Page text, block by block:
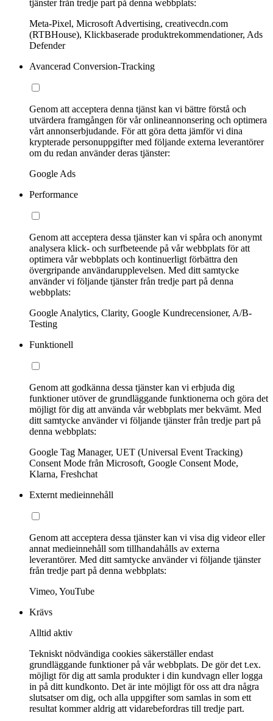
tjänster från tredje part på denna webbplats:
Meta-Pixel, Microsoft Advertising, creativecdn.com
(RTBHouse), Klickbaserade produktrekommendationer, Ads
Defender
Avancerad Conversion-Tracking
Genom att acceptera denna tjänst kan vi bättre förstå och
utvärdera framgången för vår onlineannonsering och optimera
vårt annonserbjudande. För att göra detta jämför vi dina
krypterade personuppgifter med följande externa leverantörer
om du redan använder deras tjänster:
Google Ads
Performance
Genom att acceptera dessa tjänster kan vi spåra och anonymt
analysera klick- och surfbeteende på vår webbplats för att
optimera vår webbplats och kontinuerligt förbättra den
övergripande användarupplevelsen. Med ditt samtycke
använder vi följande tjänster från tredje part på denna
webbplats:
Google Analytics, Clarity, Google Kundrecensioner, A/B-
Testing
Funktionell
Genom att godkänna dessa tjänster kan vi erbjuda dig
funktioner utöver de grundläggande funktionerna och göra det
möjligt för dig att använda vår webbplats mer bekvämt. Med
ditt samtycke använder vi följande tjänster från tredje part på
denna webbplats:
Google Tag Manager, UET (Universal Event Tracking)
Consent Mode från Microsoft, Google Consent Mode,
Klarna, Freshchat
Externt medieinnehåll
Genom att acceptera dessa tjänster kan vi visa dig videor eller
annat medieinnehåll som tillhandahålls av externa
leverantörer. Med ditt samtycke använder vi följande tjänster
från tredje part på denna webbplats:
Vimeo, YouTube
Krävs
Alltid aktiv
Tekniskt nödvändiga cookies säkerställer endast
grundläggande funktioner på vår webbplats. De gör det t.ex.
möjligt för dig att samla produkter i din kundvagn eller logga
in på ditt kundkonto. Det är inte möjligt för oss att dra några
slutsatser om dig, och alla uppgifter som samlas in som ett
resultat kommer aldrig att vidarebefordras till tredje part.